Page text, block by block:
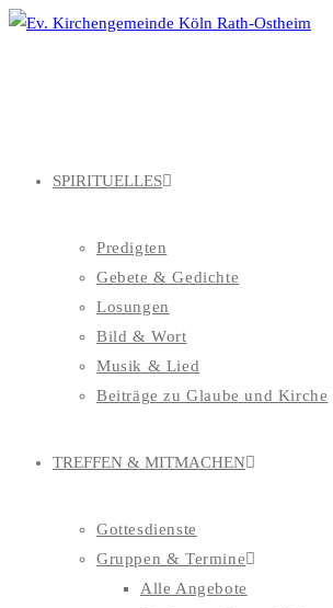
Zum
SPIRITUELLES
Predigten
Gebete & Gedichte
Losungen
Bild & Wort
Musik & Lied
Beiträge zu Glaube und Kirche
TREFFEN & MITMACHEN
Gottesdienste
Gruppen & Termine
Alle Angebote